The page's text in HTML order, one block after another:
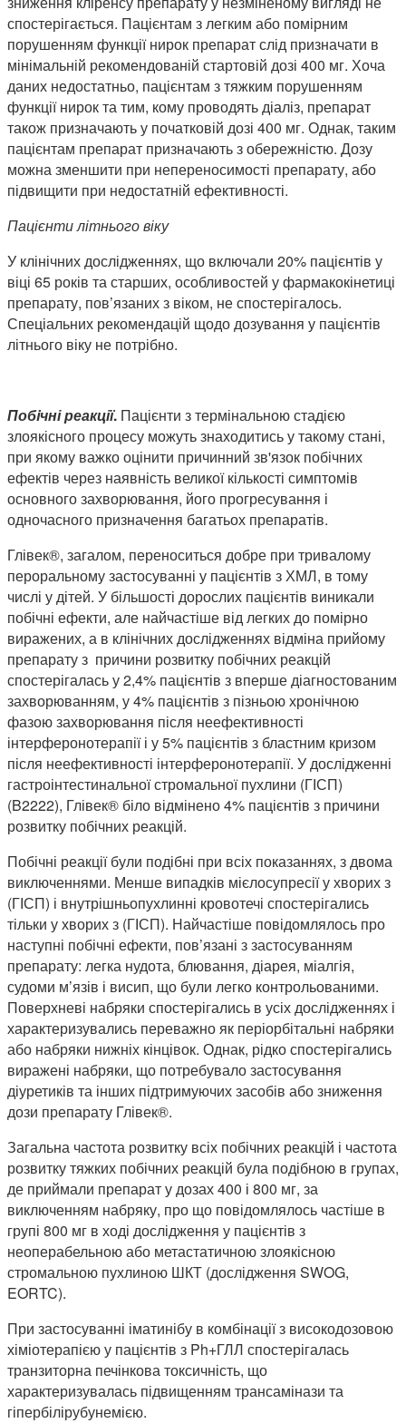
спостерігається. Пацієнтам з легким або помірним
порушенням функції нирок препарат слід призначати в
мінімальній рекомендованій стартовій дозі 400 мг. Хоча
даних недостатньо, пацієнтам з тяжким порушенням
функції нирок та тим, кому проводять діаліз, препарат
також призначають у початковій дозі 400 мг. Однак, таким
пацієнтам препарат призначають з обережністю. Дозу
можна зменшити при непереносимості препарату, або
підвищити при недостатній ефективності.
Пацієнти літнього віку
У клінічних дослідженнях, що включали 20% пацієнтів у
віці 65 років та старших, особливостей у фармакокінетиці
препарату, пов’язаних з віком, не спостерігалось.
Спеціальних рекомендацій щодо дозування у пацієнтів
літнього віку не потрібно.
Побiчні реакції. Пацієнти з термінальною стадією
злоякісного процесу можуть знаходитись у такому стані,
при якому важко оцінити причинний зв'язок побічних
ефектів через наявність великої кількості симптомів
основного захворювання, його прогресування і
одночасного призначення багатьох препаратів.
Глівек®, загалом, переноситься добре при тривалому
пероральному застосуванні у пацієнтів з ХМЛ, в тому
числі у дітей. У більшості дорослих пацієнтів виникали
побічні ефекти, але найчастіше від легких до помірно
виражених, а в клінічних дослідженнях відміна прийому
препарату з причини розвитку побічних реакцій
спостерігалась у 2,4% пацієнтів з вперше діагностованим
захворюванням, у 4% пацієнтів з пізньою хронічною
фазою захворювання після неефективності
інтерферонотерапії і у 5% пацієнтів з бластним кризом
після неефективності інтерферонотерапії. У дослідженні
гастроінтестинальної стромальної пухлини (ГІСП)
(B2222), Глівек® біло відмінено 4% пацієнтів з причини
розвитку побічних реакцій.
Побічні реакції були подібні при всіх показаннях, з двома
виключеннями. Менше випадків мієлосупресії у хворих з
(ГІСП) і внутрішньопухлинні кровотечі спостерігались
тільки у хворих з (ГІСП). Найчастіше повідомлялось про
наступні побічні ефекти, пов’язані з застосуванням
препарату: легка нудота, блювання, діарея, міалгія,
судоми м’язів і висип, що були легко контрольованими.
Поверхневі набряки спостерігались в усіх дослідженнях і
характеризувались переважно як періорбітальні набряки
або набряки нижніх кінцівок. Однак, рідко спостерігались
виражені набряки, що потребувало застосування
діуретиків та інших підтримуючих засобів або зниження
дози препарату Глівек®.
Загальна частота розвитку всіх побічних реакцій і частота
розвитку тяжких побічних реакцій була подібною в групах,
де приймали препарат у дозах 400 і 800 мг, за
виключенням набряку, про що повідомлялось частіше в
групі 800 мг в ході дослідження у пацієнтів з
неоперабельною або метастатичною злоякісною
стромальною пухлиною ШКТ (дослідження SWOG,
EORTC).
При застосуванні іматинібу в комбінації з високодозовою
хіміотерапією у пацієнтів з Ph+ГЛЛ спостерігалась
транзиторна печінкова токсичність, що
характеризувалась підвищенням трансамінази та
гіпербілірубунемією.